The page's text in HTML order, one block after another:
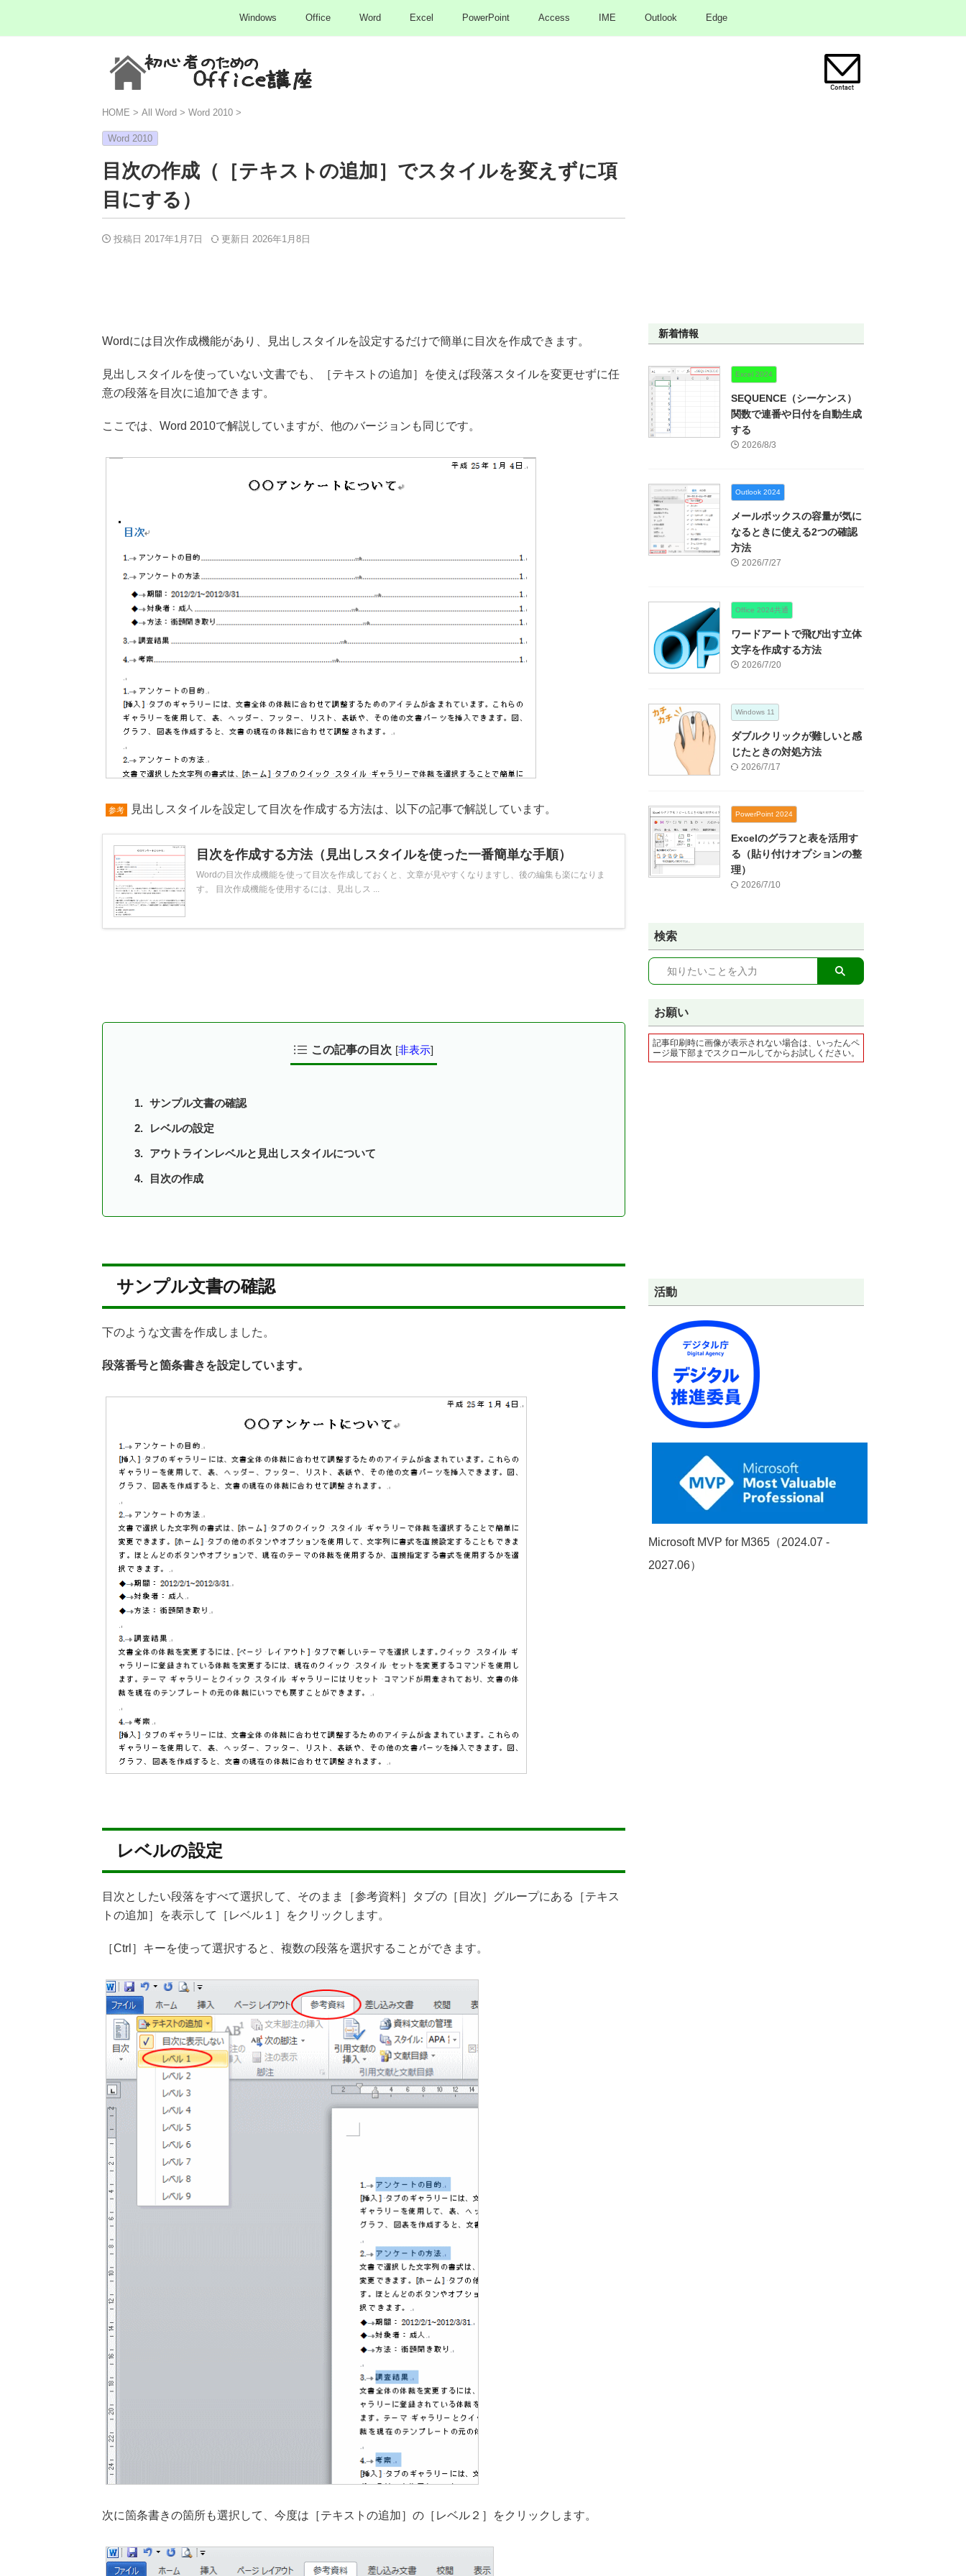
Windows Office Word Excel PowerPoint Access IME Outlook Edge
HOME > All Word > Word 2010 >
Word 2010
目次の作成（［テキストの追加］でスタイルを変えずに項
目にする）
投稿日 2017年1月7日 更新日 2026年1月8日
Wordには目次作成機能があり、見出しスタイルを設定するだけで簡単に目次を作成できます。
見出しスタイルを使っていない文書でも、［テキストの追加］を使えば段落スタイルを変更せずに任
意の段落を目次に追加できます。
ここでは、Word 2010で解説していますが、他のバージョンも同じです。
参考 見出しスタイルを設定して目次を作成する方法は、以下の記事で解説しています。
目次を作成する方法（見出しスタイルを使った一番簡単な手順）
Wordの目次作成機能を使って目次を作成しておくと、文章が見やすくなりますし、後の編集も楽になりま
す。 目次作成機能を使用するには、見出しス ...
この記事の目次 [非表示]
サンプル文書の確認
レベルの設定
アウトラインレベルと見出しスタイルについて
目次の作成
サンプル文書の確認
下のような文書を作成しました。
段落番号と箇条書きを設定しています。
レベルの設定
目次としたい段落をすべて選択して、そのまま［参考資料］タブの［目次］グループにある［テキス
トの追加］を表示して［レベル１］をクリックします。
［Ctrl］キーを使って選択すると、複数の段落を選択することができます。
次に箇条書きの箇所も選択して、今度は［テキストの追加］の［レベル２］をクリックします。
新着情報
Excel 2024
SEQUENCE（シーケンス）
関数で連番や日付を自動生成
する
2026/8/3
Outlook 2024
メールボックスの容量が気に
なるときに使える2つの確認
方法
2026/7/27
Office 2024共通
ワードアートで飛び出す立体
文字を作成する方法
2026/7/20
Windows 11
ダブルクリックが難しいと感
じたときの対処方法
2026/7/17
PowerPoint 2024
Excelのグラフと表を活用す
る（貼り付けオプションの整
理）
2026/7/10
検索
お願い
記事印刷時に画像が表示されない場合は、いったんペ
ージ最下部までスクロールしてからお試しください。
活動
Microsoft MVP for M365（2024.07 -
2027.06）